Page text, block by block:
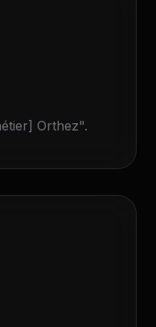
Orthez".